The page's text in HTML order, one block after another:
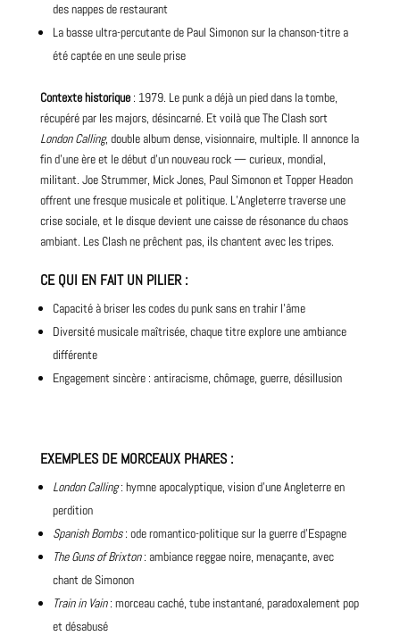
des nappes de restaurant
La basse ultra-percutante de Paul Simonon sur la chanson-titre a
été captée en une seule prise
Contexte historique: 1979. Le punk a déjà un pied dans la tombe,
récupéré par les majors, désincarné. Et voilà que The Clash sort
London Calling, double album dense, visionnaire, multiple. Il annonce la
fin d’une ère et le début d’un nouveau rock — curieux, mondial,
militant. Joe Strummer, MickJones, Paul Simonon et Topper Headon
offrent une fresque musicale et politique. L’Angleterre traverse une
crise sociale, et le disque devient une caisse de résonance du chaos
ambiant. Les Clash ne prêchent pas, ils chantent avec les tripes.
CE QUI EN FAIT UN PILIER:
Capacité à briser les codes du punk sans en trahir l’âme
Diversité musicale maîtrisée, chaque titre explore une ambiance
différente
Engagement sincère : antiracisme, chômage, guerre, désillusion
EXEMPLES DE MORCEAUX PHARES:
London Calling: hymne apocalyptique, vision d’une Angleterre en
perdition
Spanish Bombs: ode romantico-politique sur la guerre d’Espagne
The Guns of Brixton: ambiance reggae noire, menaçante, avec
chant de Simonon
Train in Vain: morceau caché, tube instantané, paradoxalement pop
et désabusé